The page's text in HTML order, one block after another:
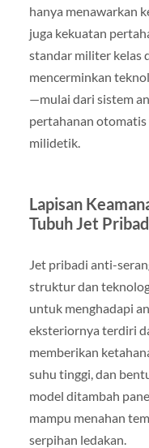
hanya menawarkan
juga kekuatan
standar militer kelas
mencerminkan
—mulai dari sistem
pertahanan otomatis
milidetik.
Lapisan
Tubuh Jet
Jet pribadi anti-
struktur dan
untuk menghadapi
eksteriornya terdiri
memberikan
suhu tinggi, dan
model ditambah
mampu menahan
serpihan ledakan.